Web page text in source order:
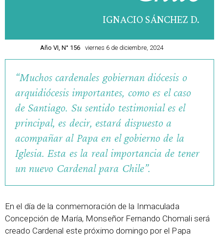
IGNACIO SÁNCHEZ D.
Año VI, N° 156 viernes 6 de diciembre, 2024
“Muchos cardenales gobiernan diócesis o
arquidiócesis importantes, como es el caso
de Santiago. Su sentido testimonial es el
principal, es decir, estará dispuesto a
acompañar al Papa en el gobierno de la
Iglesia. Esta es la real importancia de tener
un nuevo Cardenal para Chile”.
En el día de la conmemoración de la Inmaculada
Concepción de María, Monseñor Fernando Chomali será
creado Cardenal este próximo domingo por el Papa